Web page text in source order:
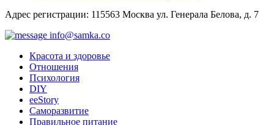
Адрес регистрации: 115563 Москва ул. Генерала Белова, д. 7
info@samka.co
Красота и здоровье
Отношения
Психология
DIY
ееStory
Саморазвитие
Правильное питание